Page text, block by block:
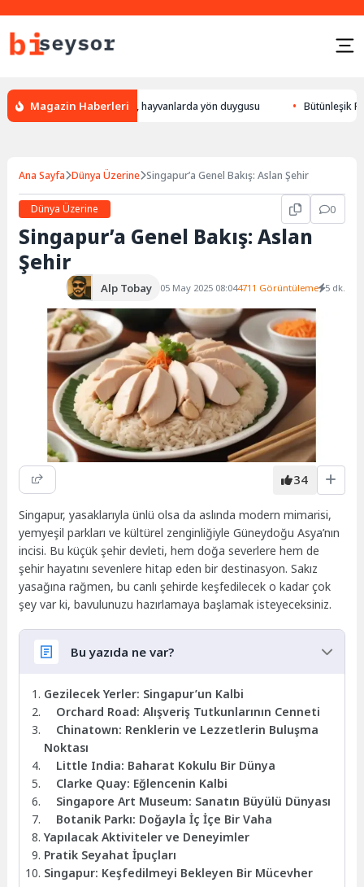
Magazin Haberleri
leylek yön bulması, hayvanlarda yön duygusu Bütünleşik
Ana Sayfa Dünya Üzerine Singapur’a Genel Bakış: Aslan Şehir
Dünya Üzerine 0
Singapur’a Genel Bakış: Aslan
Şehir
Alp Tobay 05 May 2025 08:044711 Görüntüleme 5 dk.
34
Singapur, yasaklarıyla ünlü olsa da aslında modern mimarisi,
yemyeşil parkları ve kültürel zenginliğiyle Güneydoğu Asya’nın
incisi. Bu küçük şehir devleti, hem doğa severlere hem de
şehir hayatını sevenlere hitap eden bir destinasyon. Sakız
yasağına rağmen, bu canlı şehirde keşfedilecek o kadar çok
şey var ki, bavulunuzu hazırlamaya başlamak isteyeceksiniz.
Bu yazıda ne var?
Gezilecek Yerler: Singapur’un Kalbi
Orchard Road: Alışveriş Tutkunlarının Cenneti
Chinatown: Renklerin ve Lezzetlerin Buluşma
Noktası
Little India: Baharat Kokulu Bir Dünya
Clarke Quay: Eğlencenin Kalbi
Singapore Art Museum: Sanatın Büyülü Dünyası
Botanik Parkı: Doğayla İç İçe Bir Vaha
Yapılacak Aktiviteler ve Deneyimler
Pratik Seyahat İpuçları
Singapur: Keşfedilmeyi Bekleyen Bir Mücevher